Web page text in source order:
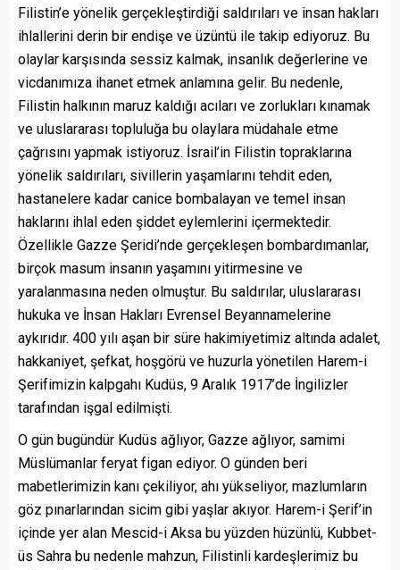
Filistin’e yönelik gerçekleştirdiği saldırıları ve insan hakları
ihlallerini derin bir endişe ve üzüntü ile takip ediyoruz. Bu
olaylar karşısında sessiz kalmak, insanlık değerlerine ve
vicdanımıza ihanet etmek anlamına gelir. Bu nedenle,
Filistin halkının maruz kaldığı acıları ve zorlukları kınamak
ve uluslararası topluluğa bu olaylara müdahale etme
çağrısını yapmak istiyoruz. İsrail’in Filistin topraklarına
yönelik saldırıları, sivillerin yaşamlarını tehdit eden,
hastanelere kadar canice bombalayan ve temel insan
haklarını ihlal eden şiddet eylemlerini içermektedir.
Özellikle Gazze Şeridi’nde gerçekleşen bombardımanlar,
birçok masum insanın yaşamını yitirmesine ve
yaralanmasına neden olmuştur. Bu saldırılar, uluslararası
hukuka ve İnsan Hakları Evrensel Beyannamelerine
aykırıdır. 400 yılı aşan bir süre hakimiyetimiz altında adalet,
hakkaniyet, şefkat, hoşgörü ve huzurla yönetilen Harem-i
Şerifimizin kalpgahı Kudüs, 9 Aralık 1917’de İngilizler
tarafından işgal edilmişti.
O gün bugündür Kudüs ağlıyor, Gazze ağlıyor, samimi
Müslümanlar feryat figan ediyor. O günden beri
mabetlerimizin kanı çekiliyor, ahı yükseliyor, mazlumların
göz pınarlarından sicim gibi yaşlar akıyor. Harem-i Şerif’in
içinde yer alan Mescid-i Aksa bu yüzden hüzünlü, Kubbet-
üs Sahra bu nedenle mahzun, Filistinli kardeşlerimiz bu